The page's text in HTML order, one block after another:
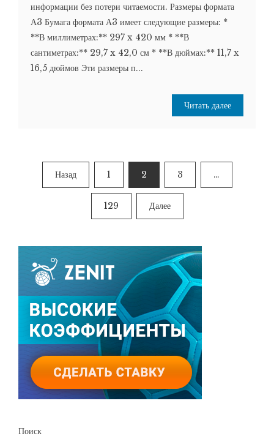
информации без потери читаемости. Размеры формата
А3 Бумага формата А3 имеет следующие размеры: *
**В миллиметрах:** 297 x 420 мм * **В
сантиметрах:** 29,7 x 42,0 см * **В дюймах:** 11,7 x
16,5 дюймов Эти размеры п...
Читать далее
Пагинация
записей
Назад 1 2 3 …
129 Далее
Поиск